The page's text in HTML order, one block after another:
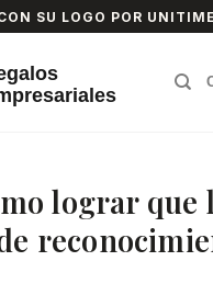
SU LOGO POR
lograr que